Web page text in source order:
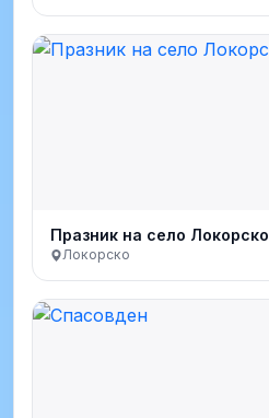
Празник на село Локорско
Локорско